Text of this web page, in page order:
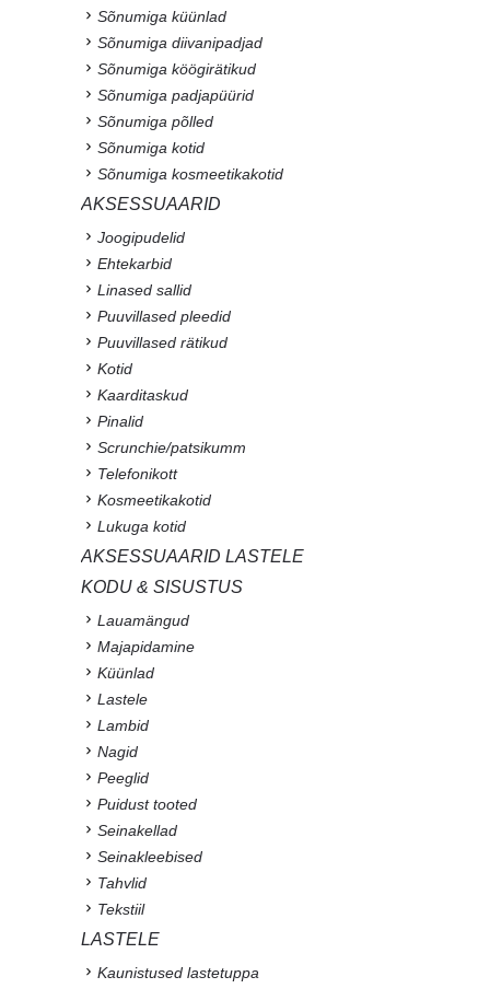
Sõnumiga küünlad
Sõnumiga diivanipadjad
Sõnumiga köögirätikud
Sõnumiga padjapüürid
Sõnumiga põlled
Sõnumiga kotid
Sõnumiga kosmeetikakotid
AKSESSUAARID
Joogipudelid
Ehtekarbid
Linased sallid
Puuvillased pleedid
Puuvillased rätikud
Kotid
Kaarditaskud
Pinalid
Scrunchie/patsikumm
Telefonikott
Kosmeetikakotid
Lukuga kotid
AKSESSUAARID LASTELE
KODU & SISUSTUS
Lauamängud
Majapidamine
Küünlad
Lastele
Lambid
Nagid
Peeglid
Puidust tooted
Seinakellad
Seinakleebised
Tahvlid
Tekstiil
LASTELE
Kaunistused lastetuppa